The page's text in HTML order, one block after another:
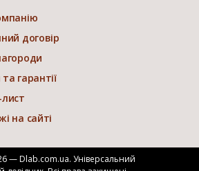
договір
гарантії
на сайті
— Dlab.com.ua. Універсальний